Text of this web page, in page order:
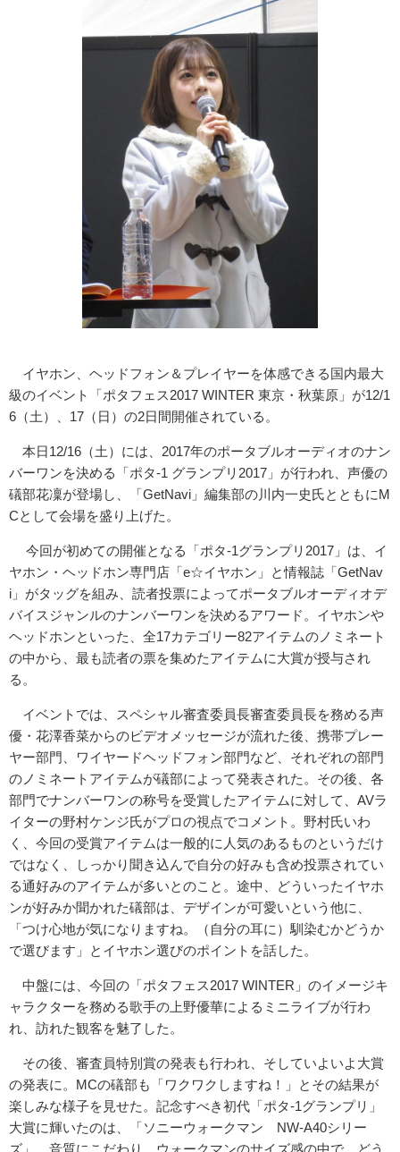
イヤホン、ヘッドフォン＆プレイヤーを体感できる国内最大
級のイベント「ポタフェス2017 WINTER 東京・秋葉原」が12/1
6（土）、17（日）の2日間開催されている。
本日12/16（土）には、2017年のポータブルオーディオのナン
バーワンを決める「ポタ-1 グランプリ2017」が行われ、声優の
礒部花凜が登場し、「GetNavi」編集部の川内一史氏とともにM
Cとして会場を盛り上げた。
今回が初めての開催となる「ポタ‐1グランプリ2017」は、イ
ヤホン・ヘッドホン専門店「e☆イヤホン」と情報誌「GetNav
i」がタッグを組み、読者投票によってポータブルオーディオデ
バイスジャンルのナンバーワンを決めるアワード。イヤホンや
ヘッドホンといった、全17カテゴリー82アイテムのノミネート
の中から、最も読者の票を集めたアイテムに大賞が授与され
る。
イベントでは、スペシャル審査委員長審査委員長を務める声
優・花澤香菜からのビデオメッセージが流れた後、携帯プレー
ヤー部門、ワイヤードヘッドフォン部門など、それぞれの部門
のノミネートアイテムが礒部によって発表された。その後、各
部門でナンバーワンの称号を受賞したアイテムに対して、AVラ
イターの野村ケンジ氏がプロの視点でコメント。野村氏いわ
く、今回の受賞アイテムは一般的に人気のあるものというだけ
ではなく、しっかり聞き込んで自分の好みも含め投票されてい
る通好みのアイテムが多いとのこと。途中、どういったイヤホ
ンが好みか聞かれた礒部は、デザインが可愛いという他に、
「つけ心地が気になりますね。（自分の耳に）馴染むかどうか
で選びます」とイヤホン選びのポイントを話した。
中盤には、今回の「ポタフェス2017 WINTER」のイメージキ
ャラクターを務める歌手の上野優華によるミニライブが行わ
れ、訪れた観客を魅了した。
その後、審査員特別賞の発表も行われ、そしていよいよ大賞
の発表に。MCの礒部も「ワクワクしますね！」とその結果が
楽しみな様子を見せた。記念すべき初代「ポタ‐1グランプリ」
大賞に輝いたのは、「ソニーウォークマン NW-A40シリー